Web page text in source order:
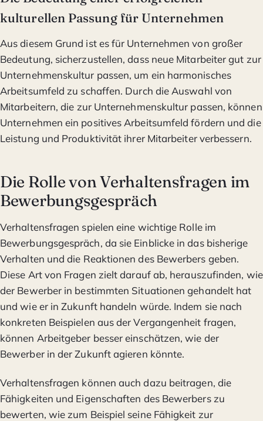
kulturellen Passung für Unternehmen
Aus diesem Grund ist es für Unternehmen von großer
Bedeutung, sicherzustellen, dass neue Mitarbeiter gut zur
Unternehmenskultur passen, um ein harmonisches
Arbeitsumfeld zu schaffen. Durch die Auswahl von
Mitarbeitern, die zur Unternehmenskultur passen, können
Unternehmen ein positives Arbeitsumfeld fördern und die
Leistung und Produktivität ihrer Mitarbeiter verbessern.
Die Rolle von Verhaltensfragen im
Bewerbungsgespräch
Verhaltensfragen spielen eine wichtige Rolle im
Bewerbungsgespräch, da sie Einblicke in das bisherige
Verhalten und die Reaktionen des Bewerbers geben.
Diese Art von Fragen zielt darauf ab, herauszufinden, wie
der Bewerber in bestimmten Situationen gehandelt hat
und wie er in Zukunft handeln würde. Indem sie nach
konkreten Beispielen aus der Vergangenheit fragen,
können Arbeitgeber besser einschätzen, wie der
Bewerber in der Zukunft agieren könnte.
Verhaltensfragen können auch dazu beitragen, die
Fähigkeiten und Eigenschaften des Bewerbers zu
bewerten, wie zum Beispiel seine Fähigkeit zur